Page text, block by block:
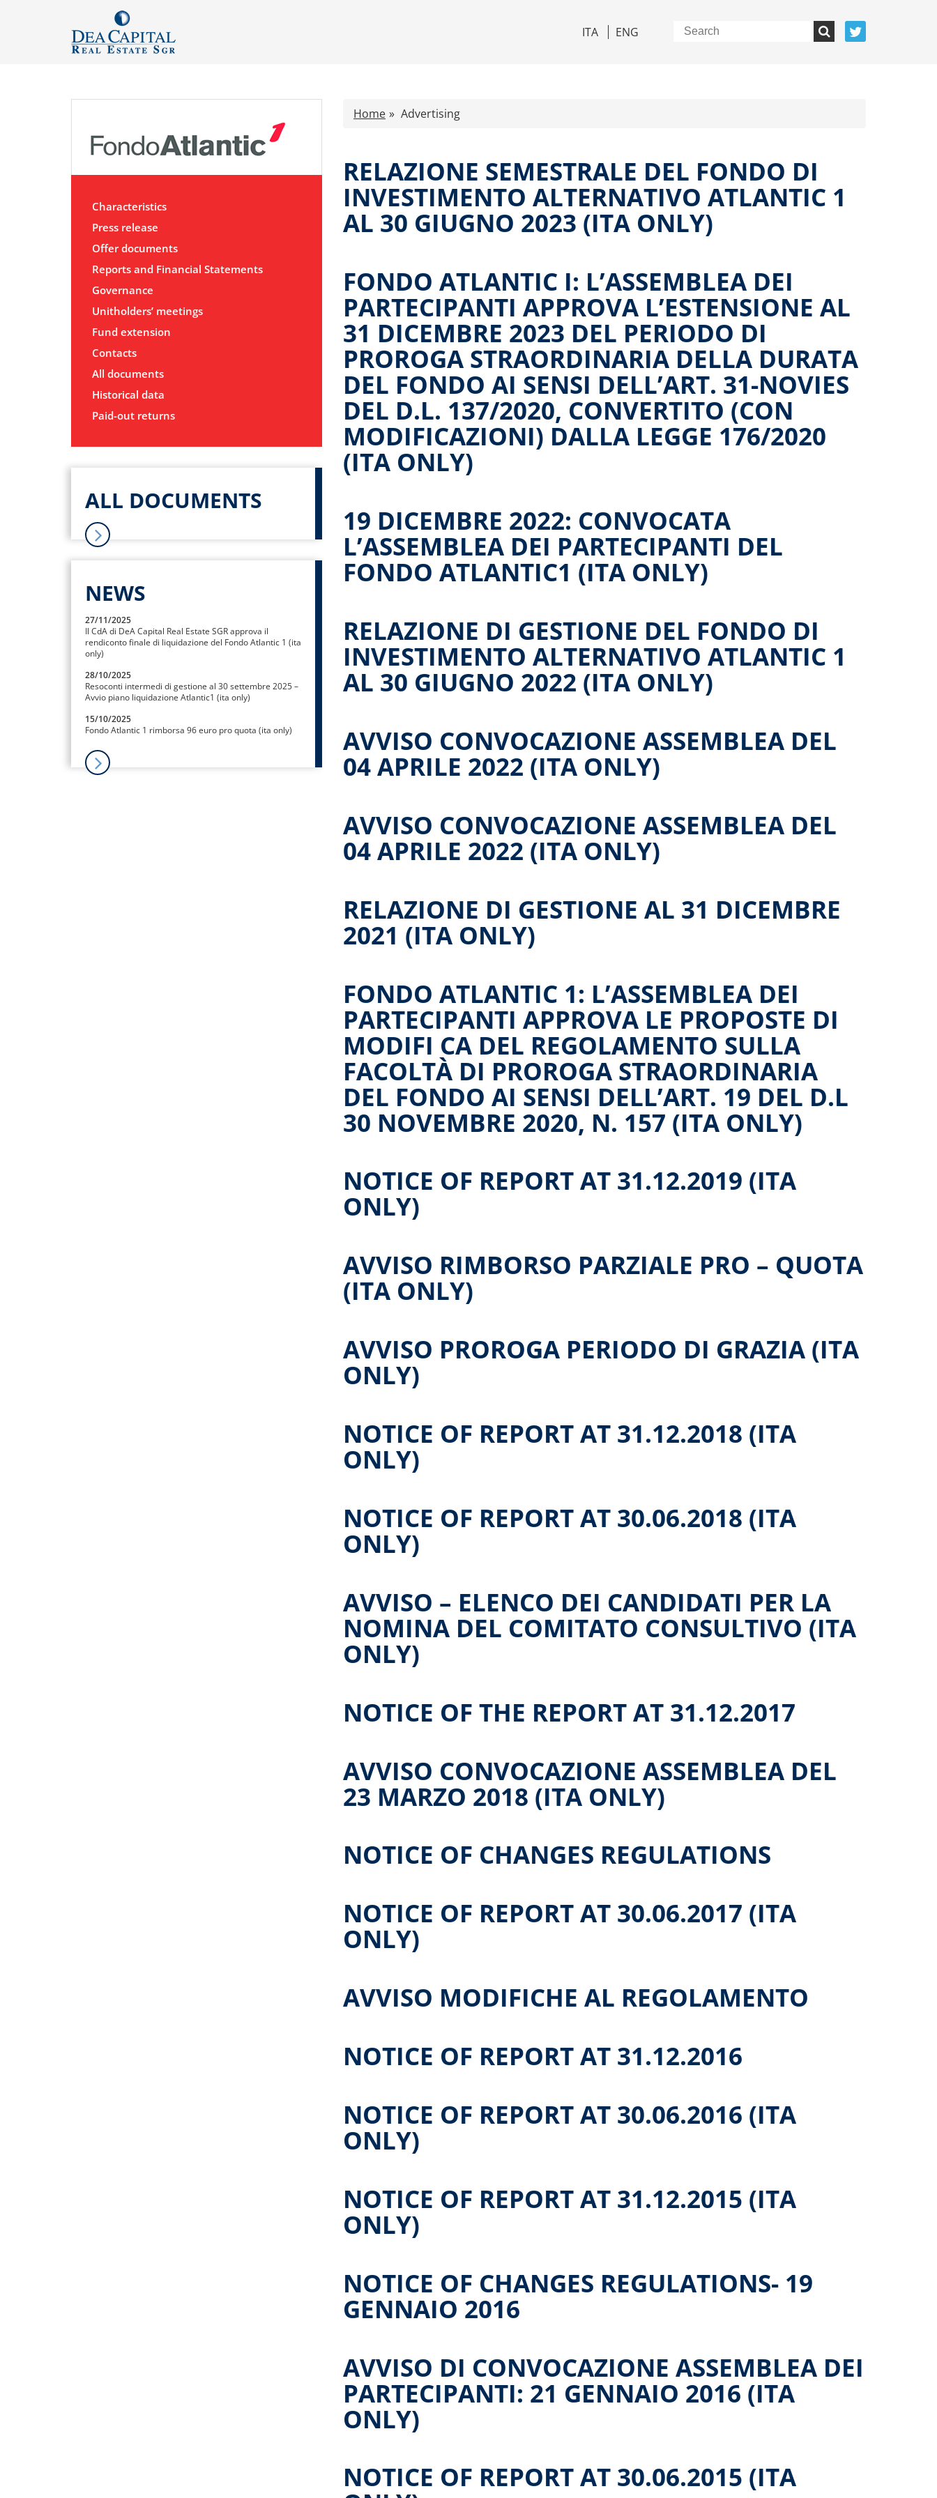
ITA ENG
Characteristics
Press release
Offer documents
Reports and Financial Statements
Governance
Unitholders’ meetings
Fund extension
Contacts
All documents
Historical data
Paid-out returns
ALL DOCUMENTS
NEWS
27/11/2025
Il CdA di DeA Capital Real Estate SGR approva il
rendiconto finale di liquidazione del Fondo Atlantic 1 (ita
only)
28/10/2025
Resoconti intermedi di gestione al 30 settembre 2025 –
Avvio piano liquidazione Atlantic1 (ita only)
15/10/2025
Fondo Atlantic 1 rimborsa 96 euro pro quota (ita only)
Home Advertising
RELAZIONE SEMESTRALE DEL FONDO DI
INVESTIMENTO ALTERNATIVO ATLANTIC 1
AL 30 GIUGNO 2023 (ITA ONLY)
FONDO ATLANTIC I: L’ASSEMBLEA DEI
PARTECIPANTI APPROVA L’ESTENSIONE AL
31 DICEMBRE 2023 DEL PERIODO DI
PROROGA STRAORDINARIA DELLA DURATA
DEL FONDO AI SENSI DELL’ART. 31-NOVIES
DEL D.L. 137/2020, CONVERTITO (CON
MODIFICAZIONI) DALLA LEGGE 176/2020
(ITA ONLY)
19 DICEMBRE 2022: CONVOCATA
L’ASSEMBLEA DEI PARTECIPANTI DEL
FONDO ATLANTIC1 (ITA ONLY)
RELAZIONE DI GESTIONE DEL FONDO DI
INVESTIMENTO ALTERNATIVO ATLANTIC 1
AL 30 GIUGNO 2022 (ITA ONLY)
AVVISO CONVOCAZIONE ASSEMBLEA DEL
04 APRILE 2022 (ITA ONLY)
AVVISO CONVOCAZIONE ASSEMBLEA DEL
04 APRILE 2022 (ITA ONLY)
RELAZIONE DI GESTIONE AL 31 DICEMBRE
2021 (ITA ONLY)
FONDO ATLANTIC 1: L’ASSEMBLEA DEI
PARTECIPANTI APPROVA LE PROPOSTE DI
MODIFI CA DEL REGOLAMENTO SULLA
FACOLTÀ DI PROROGA STRAORDINARIA
DEL FONDO AI SENSI DELL’ART. 19 DEL D.L
30 NOVEMBRE 2020, N. 157 (ITA ONLY)
NOTICE OF REPORT AT 31.12.2019 (ITA
ONLY)
AVVISO RIMBORSO PARZIALE PRO – QUOTA
(ITA ONLY)
AVVISO PROROGA PERIODO DI GRAZIA (ITA
ONLY)
NOTICE OF REPORT AT 31.12.2018 (ITA
ONLY)
NOTICE OF REPORT AT 30.06.2018 (ITA
ONLY)
AVVISO – ELENCO DEI CANDIDATI PER LA
NOMINA DEL COMITATO CONSULTIVO (ITA
ONLY)
NOTICE OF THE REPORT AT 31.12.2017
AVVISO CONVOCAZIONE ASSEMBLEA DEL
23 MARZO 2018 (ITA ONLY)
NOTICE OF CHANGES REGULATIONS
NOTICE OF REPORT AT 30.06.2017 (ITA
ONLY)
AVVISO MODIFICHE AL REGOLAMENTO
NOTICE OF REPORT AT 31.12.2016
NOTICE OF REPORT AT 30.06.2016 (ITA
ONLY)
NOTICE OF REPORT AT 31.12.2015 (ITA
ONLY)
NOTICE OF CHANGES REGULATIONS- 19
GENNAIO 2016
AVVISO DI CONVOCAZIONE ASSEMBLEA DEI
PARTECIPANTI: 21 GENNAIO 2016 (ITA
ONLY)
NOTICE OF REPORT AT 30.06.2015 (ITA